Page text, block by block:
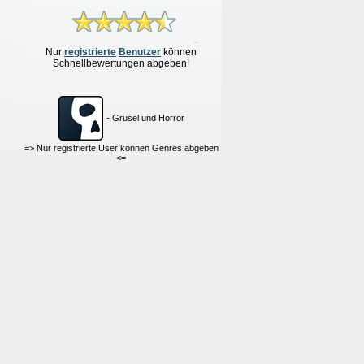
Nur registrierte Benutzer können
Schnellbewertungen abgeben!
- Grusel und Horror
=> Nur registrierte User können Genres abgeben
<=